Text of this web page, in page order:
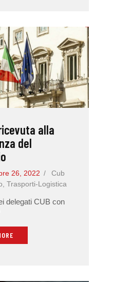
alla
del
26, 2022
Cub
Trasporti-Logistica
delegati CUB con